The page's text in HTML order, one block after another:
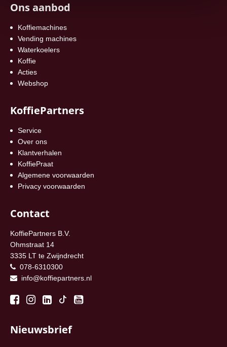
Ons aanbod
Koffiemachines
Vending machines
Waterkoelers
Koffie
Acties
Webshop
KoffiePartners
Service
Over ons
Klantverhalen
KoffiePraat
Algemene voorwaarden
Privacy voorwaarden
Contact
KoffiePartners B.V.
Ohmstraat 14
3335 LT te Zwijndrecht
078-6310300
info@koffiepartners.nl
Nieuwsbrief